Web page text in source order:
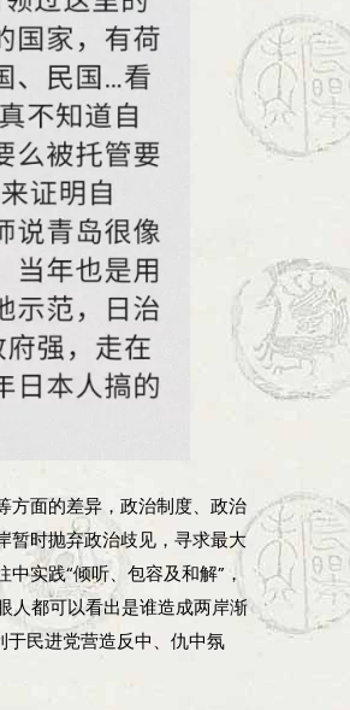
方面的差异，政治制度、政治
暂时抛弃政治歧见，寻求最大
实践“倾听、包容及和解”，
人都可以看出是谁造成两岸渐
于民进党营造反中、仇中氛